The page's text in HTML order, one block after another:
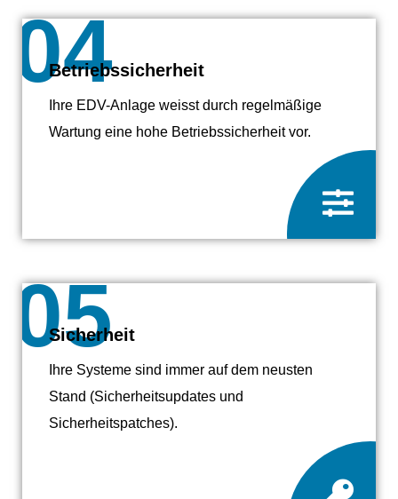
04
Betriebssicherheit
Ihre EDV-Anlage weisst durch regelmäßige
Wartung eine hohe Betriebssicherheit vor.
05
Sicherheit
Ihre Systeme sind immer auf dem neusten
Stand (Sicherheitsupdates und
Sicherheitspatches).